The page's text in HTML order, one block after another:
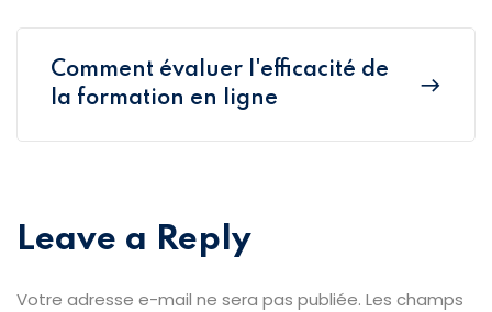
Comment évaluer l'efficacité de
la formation en ligne
Leave a Reply
Votre adresse e-mail ne sera pas publiée. Les champs